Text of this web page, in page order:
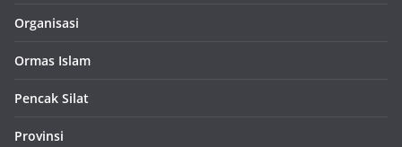
Organisasi
Ormas Islam
Pencak Silat
Provinsi